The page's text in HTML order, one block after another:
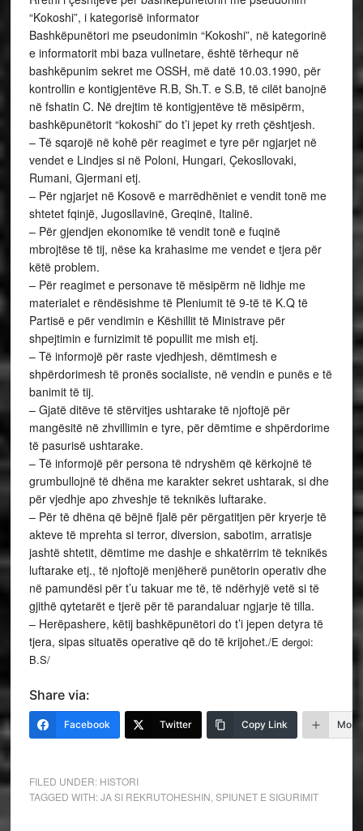
“Kokoshi”, i kategorisë informator
Bashkëpunëtori me pseudonimin “Kokoshi”, në kategorinë
e informatorit mbi baza vullnetare, është tërhequr në
bashkëpunim sekret me OSSH, më datë 10.03.1990, për
kontrollin e kontigjentëve R.B, Sh.T. e S.B, të cilët banojnë
në fshatin C. Në drejtim të kontigjentëve të mësipërm,
bashkëpunëtorit “kokoshi” do t’i jepet ky rreth çështjesh.
– Të sqarojë në kohë për reagimet e tyre për ngjarjet në
vendet e Lindjes si në Poloni, Hungari, Çekosllovaki,
Rumani, Gjermani etj.
– Për ngjarjet në Kosovë e marrëdhëniet e vendit tonë me
shtetet fqinjë, Jugosllavinë, Greqinë, Italinë.
– Për gjendjen ekonomike të vendit tonë e fuqinë
mbrojtëse të tij, nëse ka krahasime me vendet e tjera për
këtë problem.
– Për reagimet e personave të mësipërm në lidhje me
materialet e rëndësishme të Pleniumit të 9-të të K.Q të
Partisë e për vendimin e Këshillit të Ministrave për
shpejtimin e furnizimit të popullit me mish etj.
– Të informojë për raste vjedhjesh, dëmtimesh e
shpërdorimesh të pronës socialiste, në vendin e punës e të
banimit të tij.
– Gjatë ditëve të stërvitjes ushtarake të njoftojë për
mangësitë në zhvillimin e tyre, për dëmtime e shpërdorime
të pasurisë ushtarake.
– Të informojë për persona të ndryshëm që kërkojnë të
grumbullojnë të dhëna me karakter sekret ushtarak, si dhe
për vjedhje apo zhveshje të teknikës luftarake.
– Për të dhëna që bëjnë fjalë për përgatitjen për kryerje të
akteve të mprehta si terror, diversion, sabotim, arratisje
jashtë shtetit, dëmtime me dashje e shkatërrim të teknikës
luftarake etj., të njoftojë menjëherë punëtorin operativ dhe
në pamundësi për t’u takuar me të, të ndërhyjë vetë si të
gjithë qytetarët e tjerë për të parandaluar ngjarje të tilla.
– Herëpashere, këtij bashkëpunëtori do t’i jepen detyra të
tjera, sipas situatës operative që do të krijohet./E dergoi:
B.S/
Share via:
Facebook Twitter Copy Link More
FILED UNDER: HISTORI
TAGGED WITH:JA SI REKRUTOHESHIN SPIUNET E SIGURIMIT